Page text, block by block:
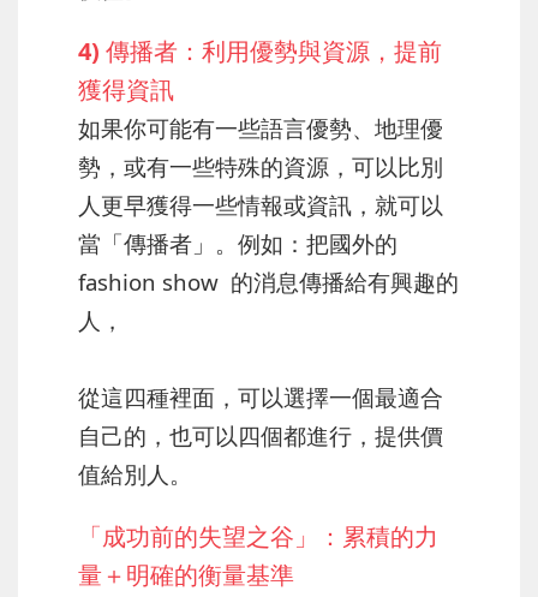
4) 傳播者：利用優勢與資源，提前
獲得資訊
如果你可能有一些語言優勢、地理優
勢，或有一些特殊的資源，可以比別
人更早獲得一些情報或資訊，就可以
當「傳播者」。例如：把國外的
fashion show 的消息傳播給有興趣的
人，
從這四種裡面，可以選擇一個最適合
自己的，也可以四個都進行，提供價
值給別人。
「成功前的失望之谷」：累積的力
量＋明確的衡量基準